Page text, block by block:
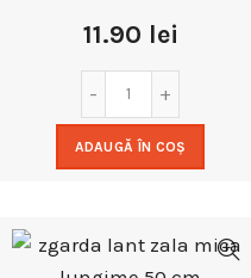
11.90 lei
ADAUGĂ ÎN COȘ